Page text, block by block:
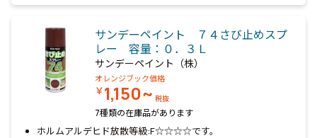
サンデーペイント ７４さび止めスプ
レー 容量：０．３Ｌ
サンデーペイント（株）
オレンジブック価格
￥1,150~ 税抜
7種類の在庫品があります
ホルムアルデヒド放散等級:F☆☆☆☆です。